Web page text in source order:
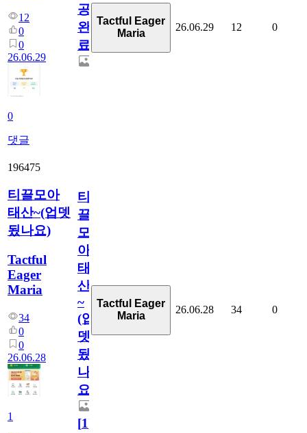
12
0
0
26.06.29
0
댓글
공
완
료
Tactful Eager
Maria
26.06.29 12 0
196475
티끌모아
태산~(업뎃
됬나요)
Tactful
Eager
Maria
34
0
0
26.06.28
1
티
끌
모
아
태
산
~
(업
뎃
됬
나
요)
[1]
Tactful Eager
Maria
26.06.28 34 0